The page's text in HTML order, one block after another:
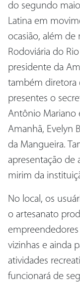
do segundo
Latina em
ocasião, além de
Rodoviária do
presidente da
também diretora
presentes o
Antônio Mariano
Amanhã, Evelyn
da Mangueira.
apresentação de
mirim da
No local, os
o artesanato
vizinhas e ainda
atividades
funcionará de